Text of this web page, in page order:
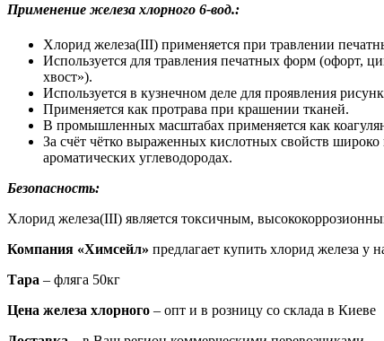
Применение железа хлорного 6-вод.:
Хлорид железа(III) применяется при травлении
Используется для травления печатных форм (офорт,
хвост»).
Используется в кузнечном деле для проявления
Применяется как протрава при крашении тканей.
В промышленных масштабах применяется как
За счёт чётко выраженных кислотных свойств широко
ароматических углеводородах.
Безопасность:
Хлорид железа(III) является токсичным,
Компания «Химсейл» предлагает купить хлорид железа у
Тара – фляга 50кг
Цена железа хлорного – опт и в розницу со склада в Киеве